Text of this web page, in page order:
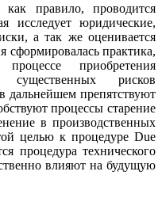
правило, проводится
исследует юридические,
а так же оценивается
сформировалась практика,
приобретения
существенных рисков
дальнейшем препятствуют
процессы старение
в производственных
целью к процедуре Due
процедура технического
влияют на будущую